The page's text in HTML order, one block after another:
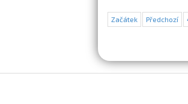
Začátek Předchozí